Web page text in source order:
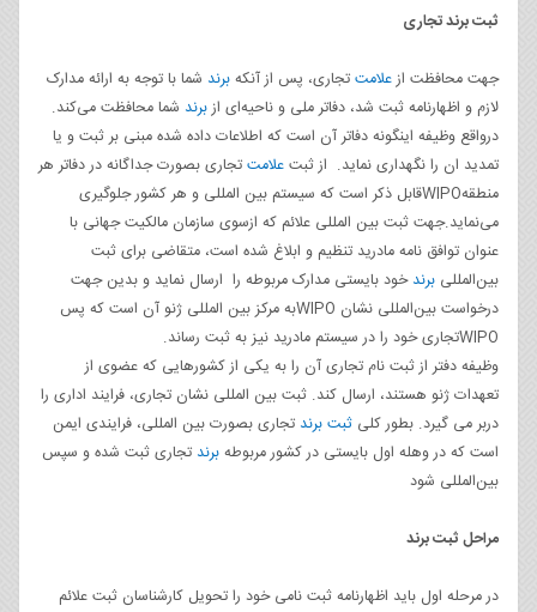
ثبت برند تجاری
جهت محافظت ازعلامتتجاری، پس از آنکهبرند شما با توجه به ارائه مدارک
لازم و اظهارنامه ثبت شد، دفاتر ملی و ناحیه‌ای ازبرند شما محافظت می‌کند.
درواقع وظیفه اینگونه دفاتر آن است که اطلاعات داده شده مبنی بر ثبت و یا
تمدید ان را نگهداری نماید. از ثبتعلامتتجاری بصورت جداگانه در دفاتر هر
منطقهWIPOقابل ذکر است که سیستم بین المللی و هر کشور جلوگیری
می‌نماید.جهت ثبت بین المللی علائم که ازسوی سازمان مالکیت جهانی با
عنوان توافق نامه مادرید تنظیم و ابلاغ شده است، متقاضی برای ثبت
بین‌المللی برندخود بایستی مدارک مربوطه را ارسال نماید و بدین جهت
درخواست بین‌المللی نشان WIPOبه مرکز بین المللی ژنو آن است که پس
WIPOتجاری خود را در سیستم مادرید نیز به ثبت رساند.
وظیفه دفتر از ثبت نام تجاری آن را به یکی از کشورهایی که عضوی از
تعهدات ژنو هستند، ارسال کند. ثبت بین المللی نشان تجاری، فرایند اداری را
دربر می گیرد. بطور کلی ثبت برند تجاری بصورت بین المللی، فرایندی ایمن
است که در وهله اول بایستی در کشور مربوطهبرند تجاری ثبت شده و سپس
بین‌المللی شود
مراحل ثبت برند
در مرحله اول باید اظهارنامه ثبت نامی خود را تحویل کارشناسان ثبت علائم